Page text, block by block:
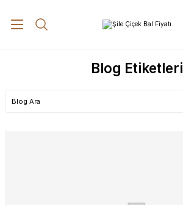
Blog Etiketleri